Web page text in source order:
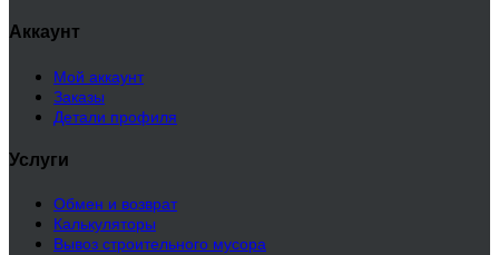
Аккаунт
Мой аккаунт
Заказы
Детали профиля
Услуги
Обмен и возврат
Калькуляторы
Вывоз строительного мусора